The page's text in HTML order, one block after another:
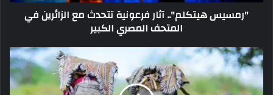
"رمسيس هيتكلم".. آثار فرعونية تتحدث مع الزائرين في
المتحف المصري الكبير